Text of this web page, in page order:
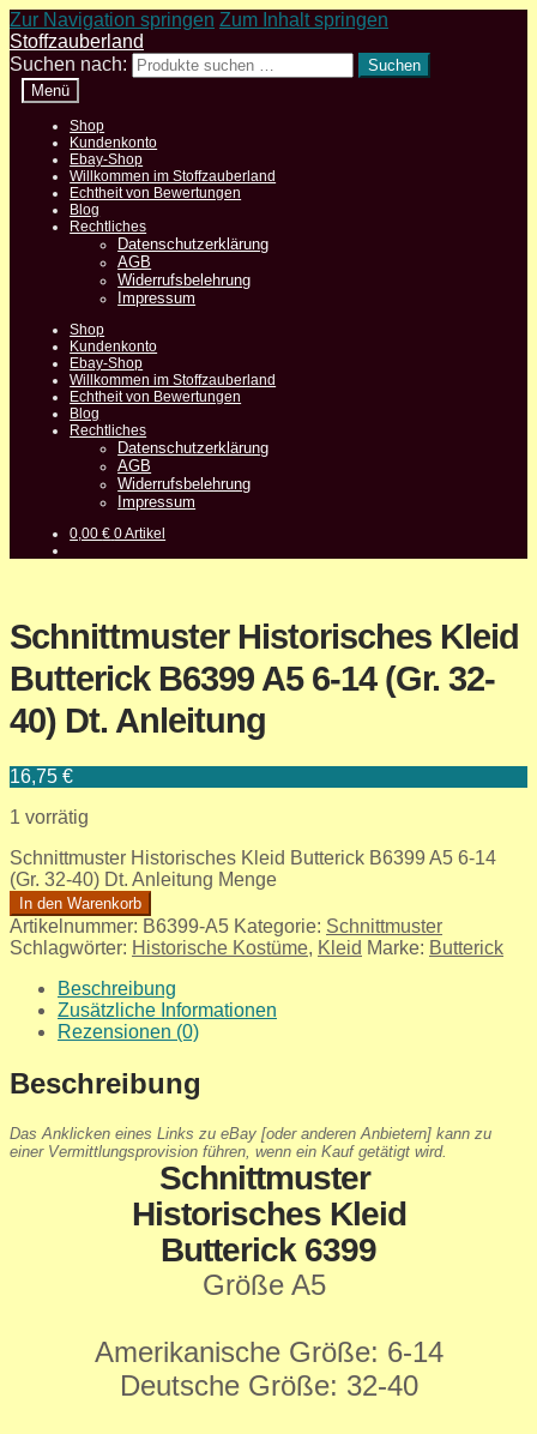
Zur Navigation springen Zum Inhalt springen
Stoffzauberland
Suchen nach:
Suchen
Menü
Shop
Kundenkonto
Ebay-Shop
Willkommen im Stoffzauberland
Echtheit von Bewertungen
Blog
Rechtliches
Datenschutzerklärung
AGB
Widerrufsbelehrung
Impressum
Shop
Kundenkonto
Ebay-Shop
Willkommen im Stoffzauberland
Echtheit von Bewertungen
Blog
Rechtliches
Datenschutzerklärung
AGB
Widerrufsbelehrung
Impressum
0,00€ 0 Artikel
Schnittmuster Historisches Kleid
Butterick B6399 A5 6-14 (Gr. 32-
40) Dt. Anleitung
16,75 €
1 vorrätig
Schnittmuster Historisches Kleid Butterick B6399 A5 6-14
(Gr. 32-40) Dt. Anleitung Menge
In den Warenkorb
Artikelnummer: B6399-A5 Kategorie: Schnittmuster
Schlagwörter: Historische Kostüme, Kleid Marke: Butterick
Beschreibung
Zusätzliche Informationen
Rezensionen (0)
Beschreibung
Das Anklicken eines Links zu eBay [oder anderen Anbietern] kann zu
einer Vermittlungsprovision führen, wenn ein Kauf getätigt wird.
Schnittmuster
Historisches Kleid
Butterick 6399
Größe A5
Amerikanische Größe: 6-14
Deutsche Größe: 32-40